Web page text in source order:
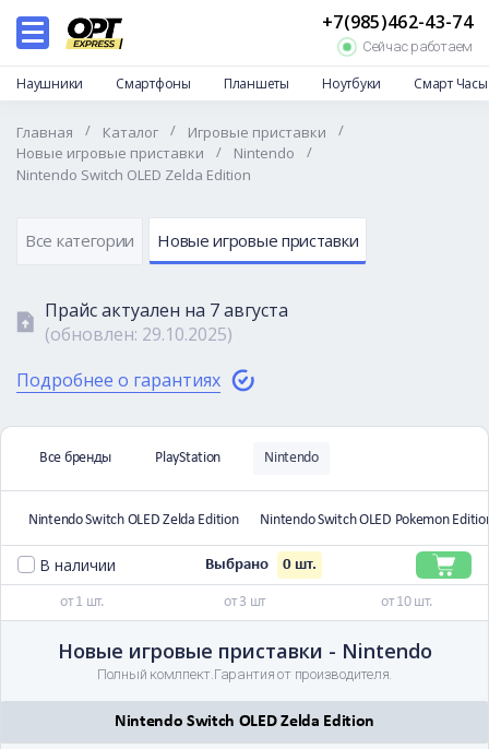
+7(985)462-43-74
Сейчас работаем
Наушники Смартфоны Планшеты Ноутбуки Смарт Часы
Каталог
Отзывы
Доставка и оплата
Гарантии и возврат
Частые вопросы
Главная / Каталог / Игровые приставки
/
Новые игровые приставки
/ Nintendo
/
Nintendo Switch OLED Zelda Edition
Все категории Новые игровые приставки
Прайс актуален на 7 августа
(обновлен: 29.10.2025)
Подробнее о гарантиях
Все бренды PlayStation Nintendo
Nintendo Switch OLED Zelda Edition Nintendo Switch OLED Pokemon
В наличии Выбрано 0шт.
от 1 шт. от 3 шт от 10 шт.
Новые игровые приставки - Nintendo
Полный комлпект.Гарантия от производителя.
Nintendo Switch OLED Zelda Edition